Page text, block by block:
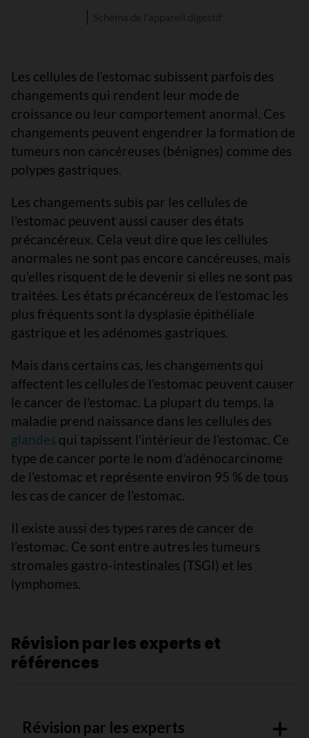
Les cellules de l’estomac subissent parfois des
changements qui rendent leur mode de
croissance ou leur comportement anormal. Ces
changements peuvent engendrer la formation de
tumeurs non cancéreuses (bénignes) comme des
polypes gastriques.
Les changements subis par les cellules de
l'estomac peuvent aussi causer des états
précancéreux. Cela veut dire que les cellules
anormales ne sont pas encore cancéreuses, mais
qu’elles risquent de le devenir si elles ne sont pas
traitées. Les états précancéreux de l’estomac les
plus fréquents sont la dysplasie épithéliale
gastrique et les adénomes gastriques.
Mais dans certains cas, les changements qui
affectent les cellules de l'estomac peuvent causer
le cancer de l'estomac. La plupart du temps, la
maladie prend naissance dans les cellules des
glandes qui tapissent l'intérieur de l’estomac. Ce
type de cancer porte le nom d’adénocarcinome
de l’estomac et représente environ 95 % de tous
les cas de cancer de l’estomac.
Il existe aussi des types rares de cancer de
l’estomac. Ce sont entre autres les tumeurs
stromales gastro-intestinales (TSGI) et les
lymphomes.
Révision par les experts et
références
Révision par les experts